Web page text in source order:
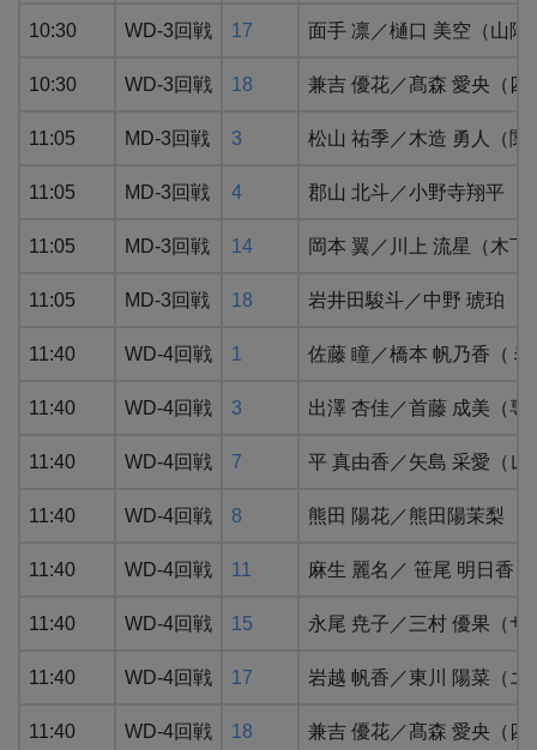
10:30 WD-3回戦 17 面手 凛／樋口 美空（山
10:30 WD-3回戦 18 兼吉 優花／髙森 愛央（
11:05 MD-3回戦 3 松山 祐季／木造 勇人（
11:05 MD-3回戦 4 郡山 北斗／小野寺翔平
11:05 MD-3回戦 14 岡本 翼／川上 流星（木
11:05 MD-3回戦 18 岩井田駿斗／中野 琥珀
11:40 WD-4回戦 1 佐藤 瞳／橋本 帆乃香（
11:40 WD-4回戦 3 出澤 杏佳／首藤 成美（
11:40 WD-4回戦 7 平 真由⾹／⽮島 采愛（
11:40 WD-4回戦 8 熊田 陽花／熊田陽茉梨
11:40 WD-4回戦 11 麻生 麗名／ 笹尾 明日香
11:40 WD-4回戦 15 永尾 尭子／三村 優果（
11:40 WD-4回戦 17 岩越 帆香／東川 陽菜（
11:40 WD-4回戦 18 兼吉 優花／髙森 愛央（